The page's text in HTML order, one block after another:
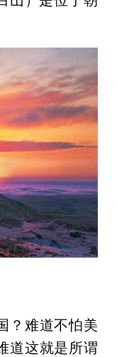
？难道不怕美
道这就是所谓